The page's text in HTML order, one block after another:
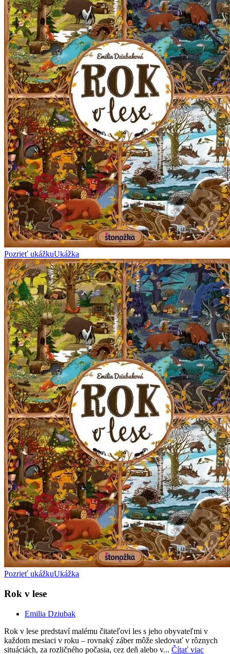
Pozrieť ukážkuUkážka
Pozrieť ukážkuUkážka
Rok v lese
Emilia Dziubak
Rok v lese predstaví malému čitateľovi les s jeho obyvateľmi v
každom mesiaci v roku – rovnaký záber môže sledovať v rôznych
situáciách, za rozličného počasia, cez deň alebo v... Čítať viac